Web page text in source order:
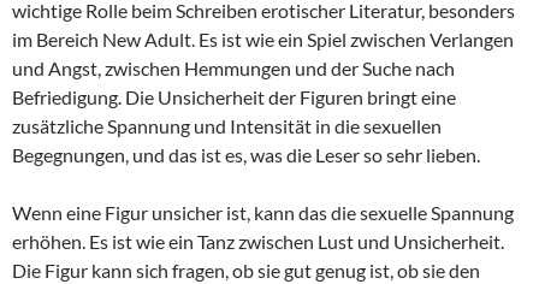
wichtige Rolle beim Schreiben erotischer Literatur, besonders
im Bereich New Adult. Es ist wie ein Spiel zwischen Verlangen
und Angst, zwischen Hemmungen und der Suche nach
Befriedigung. Die Unsicherheit der Figuren bringt eine
zusätzliche Spannung und Intensität in die sexuellen
Begegnungen, und das ist es, was die Leser so sehr lieben.
Wenn eine Figur unsicher ist, kann das die sexuelle Spannung
erhöhen. Es ist wie ein Tanz zwischen Lust und Unsicherheit.
Die Figur kann sich fragen, ob sie gut genug ist, ob sie den